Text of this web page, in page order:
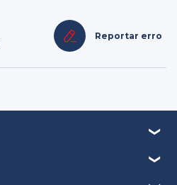
Reportar erro